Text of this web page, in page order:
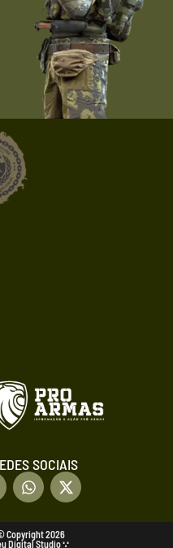
SOCIAIS
Copyright 2026
Digital Studio ∵